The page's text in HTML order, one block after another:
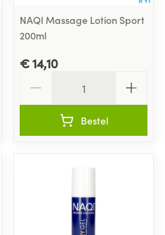
NAQI Massage Lotion Sport
200ml
€ 14,10
Bestel